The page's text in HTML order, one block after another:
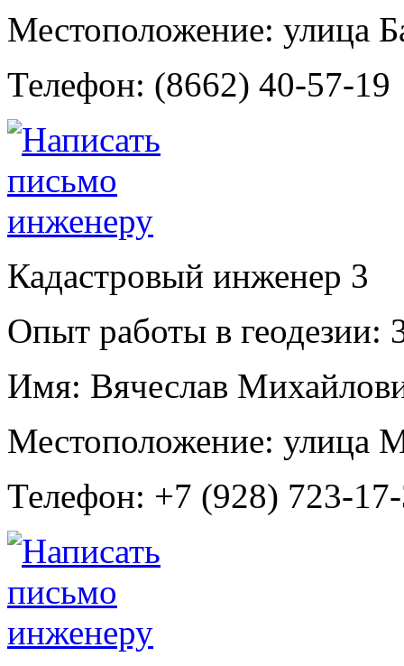
Местоположение: улица
Телефон: (8662) 40-57-19
Кадастровый инженер 3
Опыт работы в геодезии:
Имя: Вячеслав
Местоположение: улица
Телефон: +7 (928) 723-